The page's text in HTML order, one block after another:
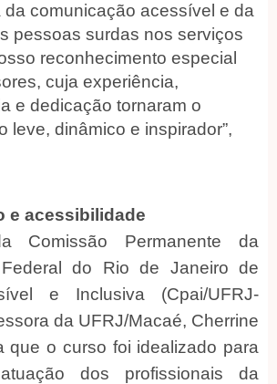
da comunicação acessível e da
pessoas surdas nos serviços
reconhecimento especial
cuja experiência,
e dedicação tornaram o
leve, dinâmico e inspirador”,
e acessibilidade
Comissão Permanente da
Federal do Rio de Janeiro de
e Inclusiva (Cpai/UFRJ-
da UFRJ/Macaé, Cherrine
que o curso foi idealizado para
dos profissionais da